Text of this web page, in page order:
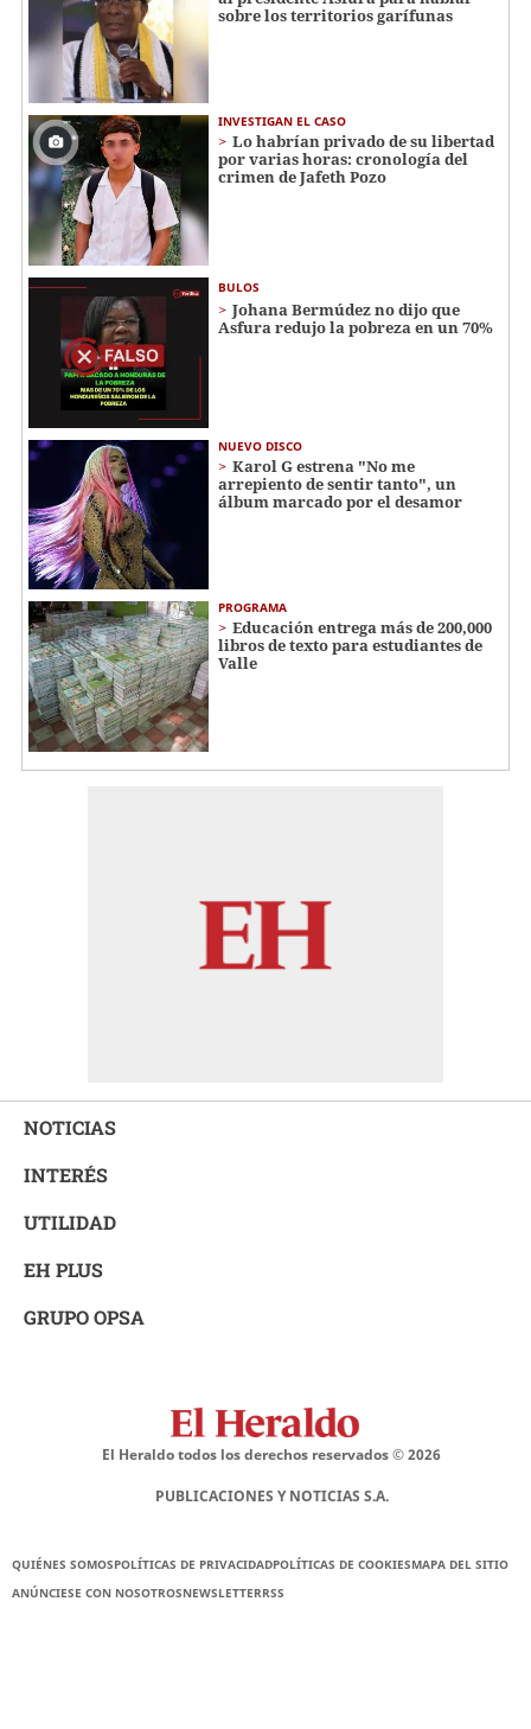
sobre los territorios garífunas
INVESTIGAN EL CASO
Lo habrían privado de su libertad
por varias horas: cronología del
crimen de Jafeth Pozo
BULOS
Johana Bermúdez no dijo que
Asfura redujo la pobreza en un 70%
NUEVO DISCO
Karol G estrena "No me
arrepiento de sentir tanto", un
álbum marcado por el desamor
PROGRAMA
Educación entrega más de 200,000
libros de texto para estudiantes de
Valle
NOTICIAS
INTERÉS
UTILIDAD
EH PLUS
GRUPO OPSA
El Heraldo todos los derechos reservados ©2026
PUBLICACIONES Y NOTICIAS S.A.
QUIÉNES SOMOSPOLÍTICAS DE PRIVACIDADPOLÍTICAS DE COOKIESMAPA DEL SITIO
ANÚNCIESE CON NOSOTROSNEWSLETTERRSS